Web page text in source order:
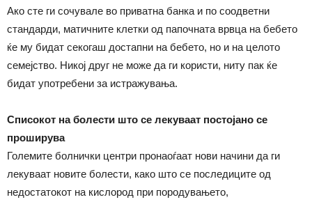
Ако сте ги сочувале во приватна банка и по соодветни
стандарди, матичните клетки од папочната врвца на бебето
ќе му бидат секогаш достапни на бебето, но и на целото
семејство. Никој друг не може да ги користи, ниту пак ќе
бидат употребени за истражувања.
Списокот на болести што се лекуваат постојано се
проширува
Големите болнички центри пронаоѓаат нови начини да ги
лекуваат новите болести, како што се последиците од
недостатокот на кислород при породувањето,